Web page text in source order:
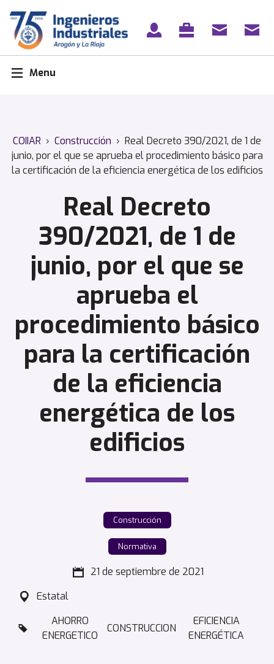
content
Menu
COIIAR › Construcción › Real Decreto 390/2021, de 1 de
junio, por el que se aprueba el procedimiento básico para
la certificación de la eficiencia energética de los edificios
Real Decreto
390/2021, de 1 de
junio, por el que se
aprueba el
procedimiento básico
para la certificación
de la eficiencia
energética de los
edificios
Construcción
Normativa
21 de septiembre de 2021
Estatal
AHORRO
ENERGETICO
CONSTRUCCION
EFICIENCIA
ENERGÉTICA